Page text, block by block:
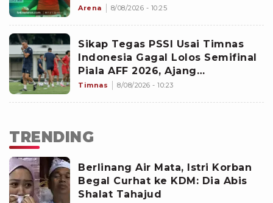
Untuk Lanjutkan Kemenangan
Arena 8/08/2026 - 10:25
Sikap Tegas PSSI Usai Timnas
Indonesia Gagal Lolos Semifinal
Piala AFF 2026, Ajang
Selanjutnya Jadi Pembuktian
Timnas 8/08/2026 - 10:23
TRENDING
Berlinang Air Mata, Istri Korban
Begal Curhat ke KDM: Dia Abis
Shalat Tahajud